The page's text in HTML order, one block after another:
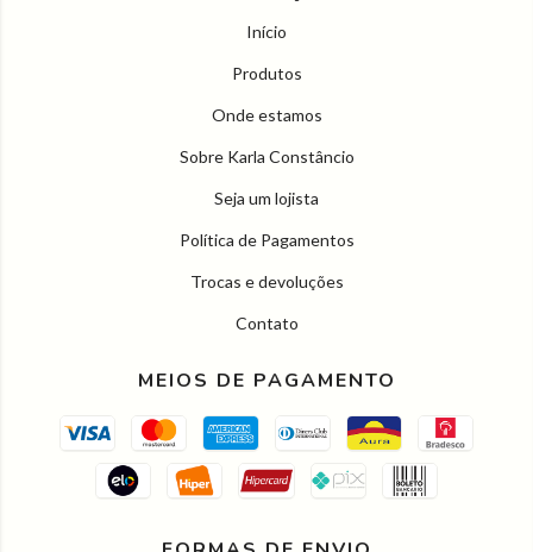
Início
Produtos
Onde estamos
Sobre Karla Constâncio
Seja um lojista
Política de Pagamentos
Trocas e devoluções
Contato
MEIOS DE PAGAMENTO